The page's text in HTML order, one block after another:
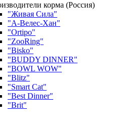
корма (Россия)
"Живая Сила"
"А-Велес-Хан"
"Ortipo"
"ZooRing"
"Bisko"
"BUDDY DINNER"
"BOWL WOW"
"Blitz"
"Smart Cat"
"Best Dinner"
"Brit"